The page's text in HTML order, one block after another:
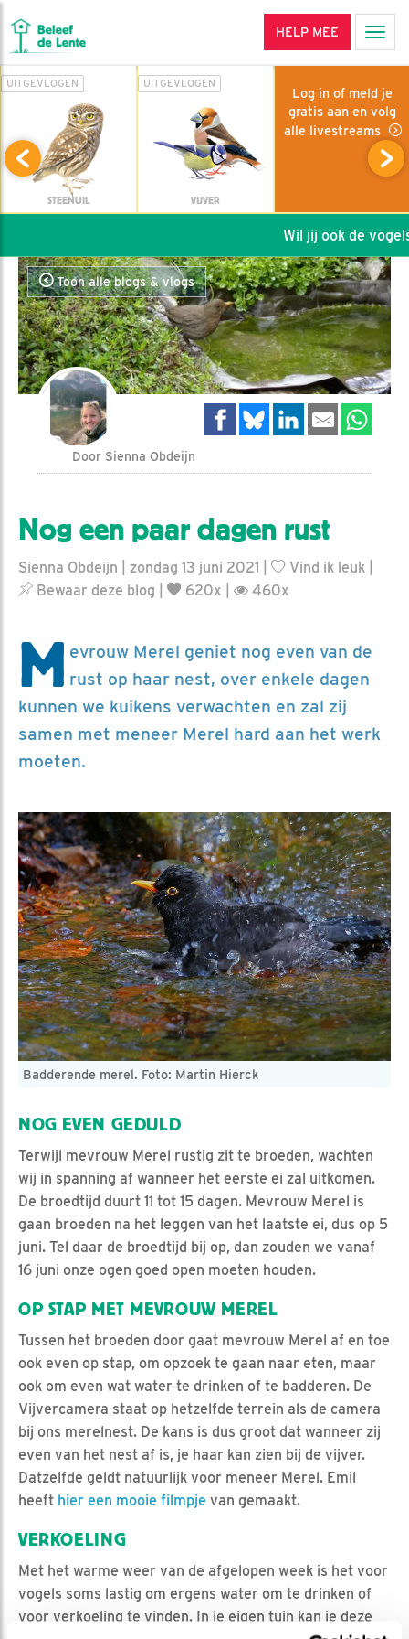
HELP MEE
UITGEVLOGEN
STEENUIL
UITGEVLOGEN
VIJVER
Log in of meld je
gratis aan en volg
alle livestreams
Wil jij ook de
Toon alle blogs & vlogs
Door Sienna Obdeijn
Nog een paar dagen rust
Sienna Obdeijn | zondag 13 juni 2021 | Vind ik leuk
Bewaar deze blog
620x | 460x
M evrouw Merel geniet nog even van de
rust op haar nest, over enkele dagen
kunnen we kuikens verwachten en zal zij
samen met meneer Merel hard aan het werk
moeten.
Badderende merel. Foto: Martin Hierck
NOG EVEN GEDULD
Terwijl mevrouw Merel rustig zit te broeden, wachten
wij in spanning af wanneer het eerste ei zal uitkomen.
De broedtijd duurt 11 tot 15 dagen. Mevrouw Merel is
gaan broeden na het leggen van het laatste ei, dus op 5
juni. Tel daar de broedtijd bij op, dan zouden we vanaf
16 juni onze ogen goed open moeten houden.
OP STAP MET MEVROUW MEREL
Tussen het broeden door gaat mevrouw Merel af en toe
ook even op stap, om opzoek te gaan naar eten, maar
ook om even wat water te drinken of te badderen. De
Vijvercamera staat op hetzelfde terrein als de camera
bij ons merelnest. De kans is dus groot dat wanneer zij
even van het nest af is, je haar kan zien bij de vijver.
Datzelfde geldt natuurlijk voor meneer Merel. Emil
heeft hier een mooie filmpje van gemaakt.
VERKOELING
Met het warme weer van de afgelopen week is het voor
vogels soms lastig om ergens water om te drinken of
voor verkoeling te vinden. In je eigen tuin kan je deze